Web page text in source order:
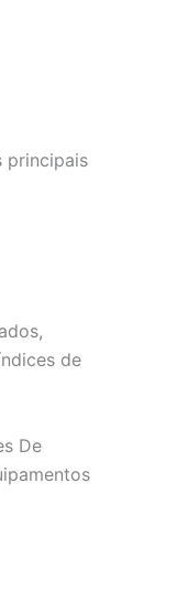
principais
de
De